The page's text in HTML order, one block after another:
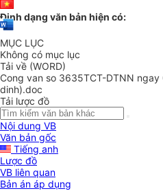
Định dạng văn bản hiện có:
MỤC LỤC
Không có mục lục
Tải về (WORD)
Cong van so 3635TCT-DTNN
dinh).doc
Tải lược đồ
Nội dung VB
Văn bản gốc
Tiếng anh
Lược đồ
VB liên quan
Bản án áp dụng